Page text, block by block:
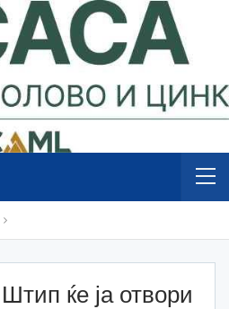
ќе ја отвори